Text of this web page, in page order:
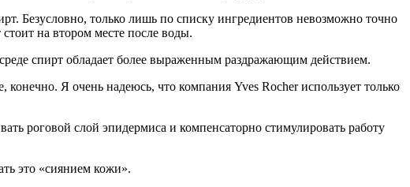
Безусловно, только лишь по списку ингредиентов невозможно точно
на втором месте после воды.
спирт обладает более выраженным раздражающим действием.
Я очень надеюсь, что компания Yves Rocher использует только
роговой слой эпидермиса и компенсаторно стимулировать работу
это «сиянием кожи».